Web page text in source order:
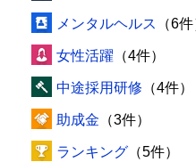
メンタルヘルス （6件
女性活躍 （4件）
中途採用研修 （4件）
助成金 （3件）
ランキング （5件）